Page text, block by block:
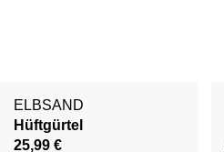
ELBSAND
Hüftgürtel
25,99 €